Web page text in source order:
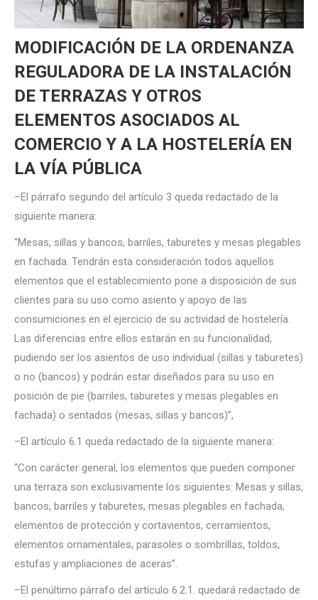
MODIFICACIÓN DE LA ORDENANZA
REGULADORA DE LA INSTALACIÓN
DE TERRAZAS Y OTROS
ELEMENTOS ASOCIADOS AL
COMERCIO Y A LA HOSTELERÍA EN
LA VÍA PÚBLICA
–El párrafo segundo del artículo 3 queda redactado de la
siguiente manera:
“Mesas, sillas y bancos, barriles, taburetes y mesas plegables
en fachada. Tendrán esta consideración todos aquellos
elementos que el establecimiento pone a disposición de sus
clientes para su uso como asiento y apoyo de las
consumiciones en el ejercicio de su actividad de hostelería.
Las diferencias entre ellos estarán en su funcionalidad,
pudiendo ser los asientos de uso individual (sillas y taburetes)
o no (bancos) y podrán estar diseñados para su uso en
posición de pie (barriles, taburetes y mesas plegables en
fachada) o sentados (mesas, sillas y bancos)”,
–El artículo 6.1 queda redactado de la siguiente manera:
“Con carácter general, los elementos que pueden componer
una terraza son exclusivamente los siguientes: Mesas y sillas,
bancos, barriles y taburetes, mesas plegables en fachada,
elementos de protección y cortavientos, cerramientos,
elementos ornamentales, parasoles o sombrillas, toldos,
estufas y ampliaciones de aceras”.
–El penúltimo párrafo del artículo 6.2.1. quedará redactado de